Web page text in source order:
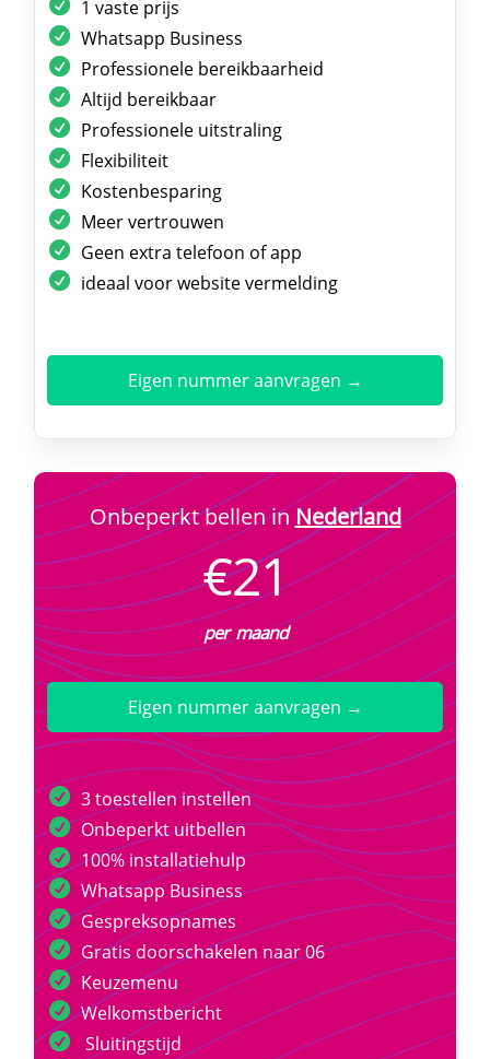
1 vaste prijs
Whatsapp Business
Professionele bereikbaarheid
Altijd bereikbaar
Professionele uitstraling
Flexibiliteit
Kostenbesparing
Meer vertrouwen
Geen extra telefoon of app
ideaal voor website vermelding
Eigen nummer aanvragen →
Onbeperkt bellen inNederland
€21
per maand
Eigen nummer aanvragen →
3 toestellen instellen
Onbeperkt uitbellen
100% installatiehulp
Whatsapp Business
Gespreksopnames
Gratis doorschakelen naar 06
Keuzemenu
Welkomstbericht
Sluitingstijd